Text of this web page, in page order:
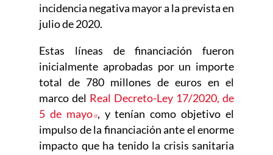
incidencia negativa mayor a la prevista en
julio de 2020.
Estas líneas de financiación fueron
inicialmente aprobadas por un importe
total de 780 millones de euros en el
marco del Real Decreto-Ley 17/2020, de
5 de mayo Abre en nueva ventana
, y tenían como objetivo el
impulso de la financiación ante el enorme
impacto que ha tenido la crisis sanitaria